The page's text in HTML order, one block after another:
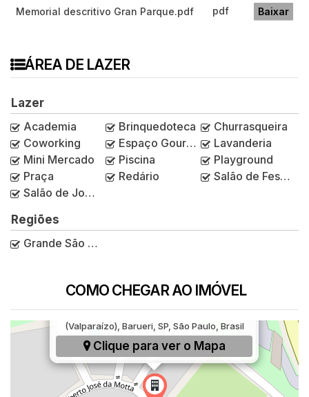
Memorial descritivo Gran Parque.pdf pdf Baixar
ÁREA DE LAZER
Lazer
Academia
Brinquedoteca
Churrasqueira
Coworking
Espaço Gourmet
Lavanderia
Mini Mercado
Piscina
Playground
Praça
Redário
Salão de Festas
Salão de Jogos
Regiões
Grande São Paulo
COMO CHEGAR AO IMÓVEL
Rua Alberto José da Mota, 568, Vila São Luiz
(Valparaízo), Barueri, SP, São Paulo, Brasil
Clique para ver o Mapa